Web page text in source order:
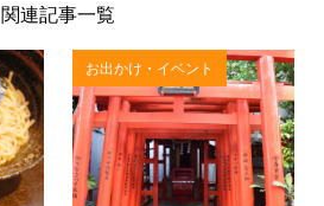
関連記事一覧
お出かけ・イベント